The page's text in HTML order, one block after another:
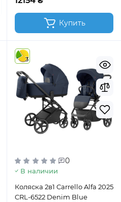
Купить
3
0
В наличии
Коляска 2в1 Carrello Alfa 2025
CRL-6522 Denim Blue